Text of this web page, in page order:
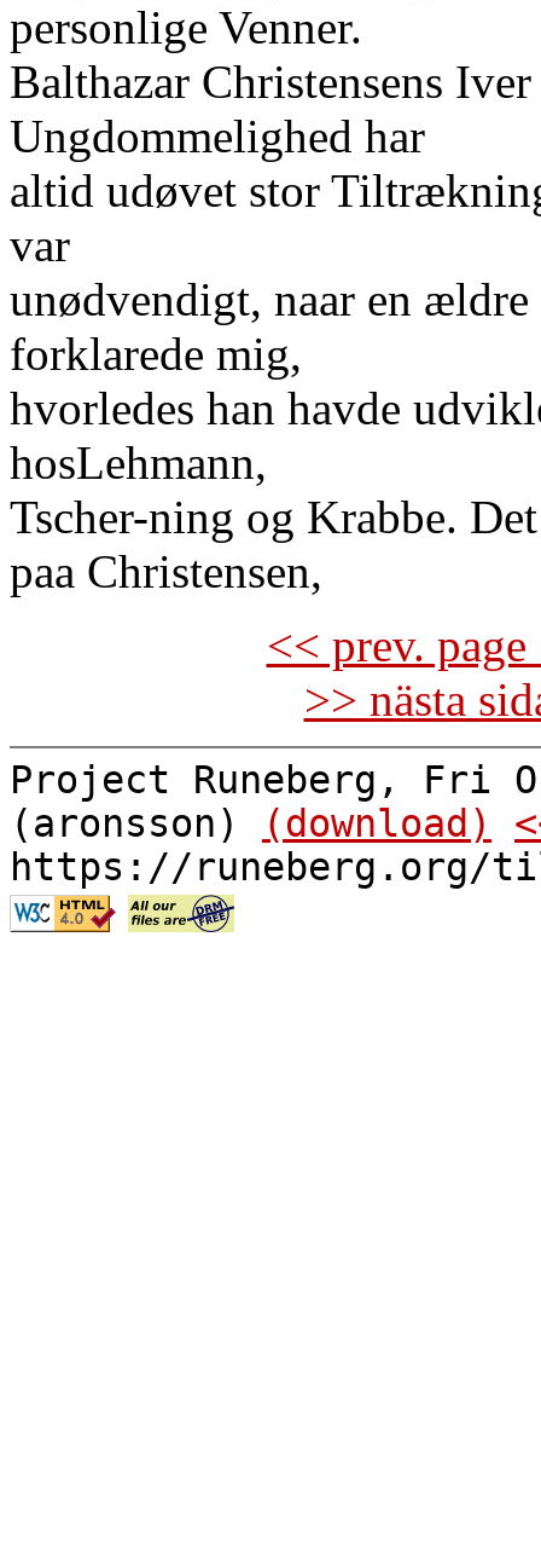
personlige Venner.
Balthazar Christensens
Ungdommelighed har
altid udøvet stor
var
unødvendigt, naar en
forklarede mig,
hvorledes han havde
hosLehmann,
Tscher-ning og Krabbe.
paa Christensen,
<< prev.
>> nästa
Project Runeberg, Fri
(aronsson)
(download)
https://runeberg.org/